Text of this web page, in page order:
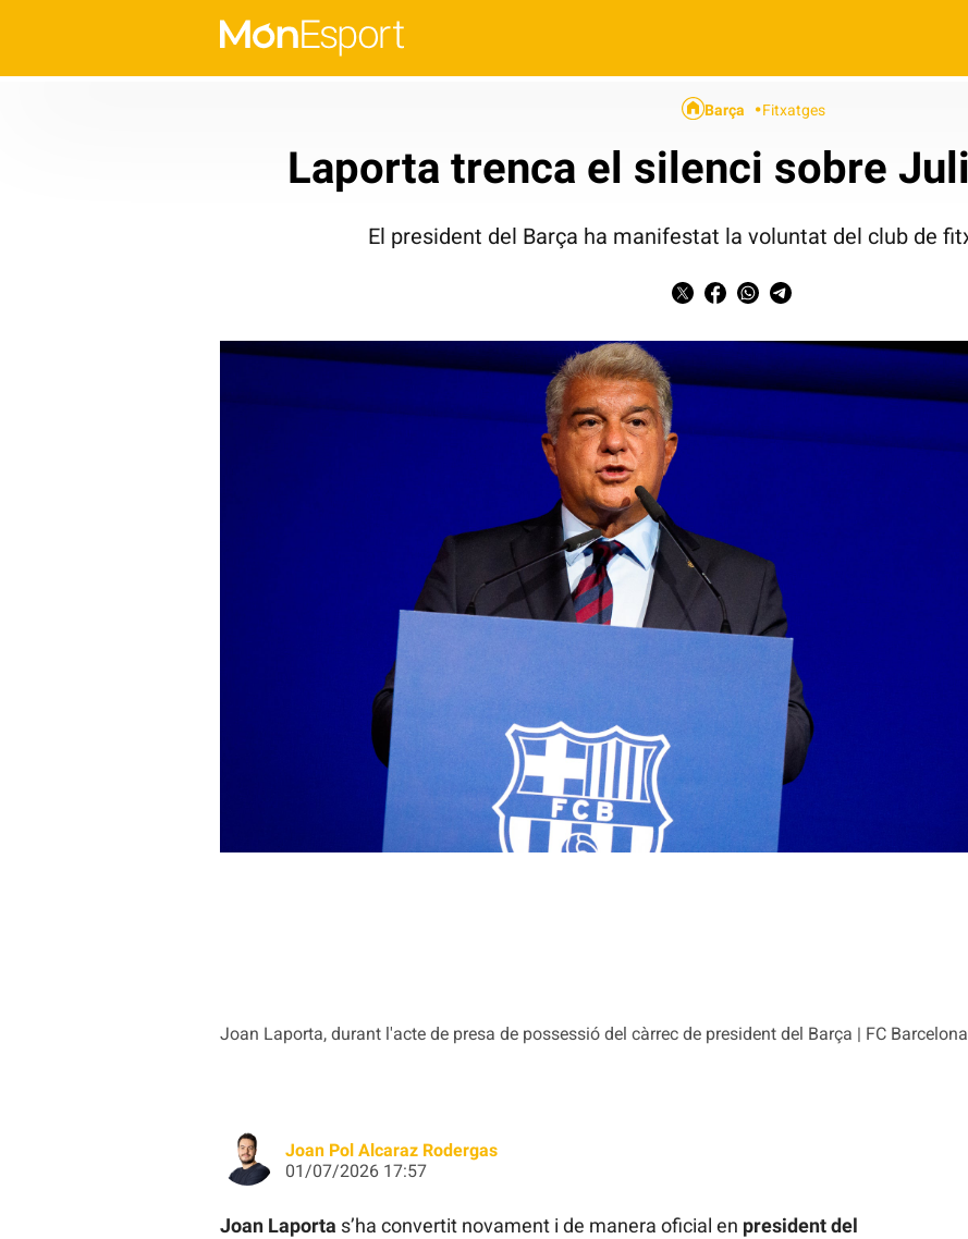
Joan Laporta, durant l'acte de presa de possessió del càrrec de president del Barça | FC Barcelona
Barça Fitxatges
Laporta trenca el silenci sobre
El president del Barça ha manifestat la voluntat del club de
Joan Pol Alcaraz Rodergas
01/07/2026 17:57
Joan Laporta s’ha convertit novament i de manera oficial en president del